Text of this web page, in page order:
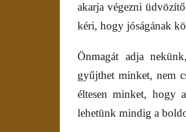
akarja végezni
kéri, hogy jóságának
Önmagát adja
gyűjthet minket, nem
éltesen minket, hogy
lehetünk mindig a